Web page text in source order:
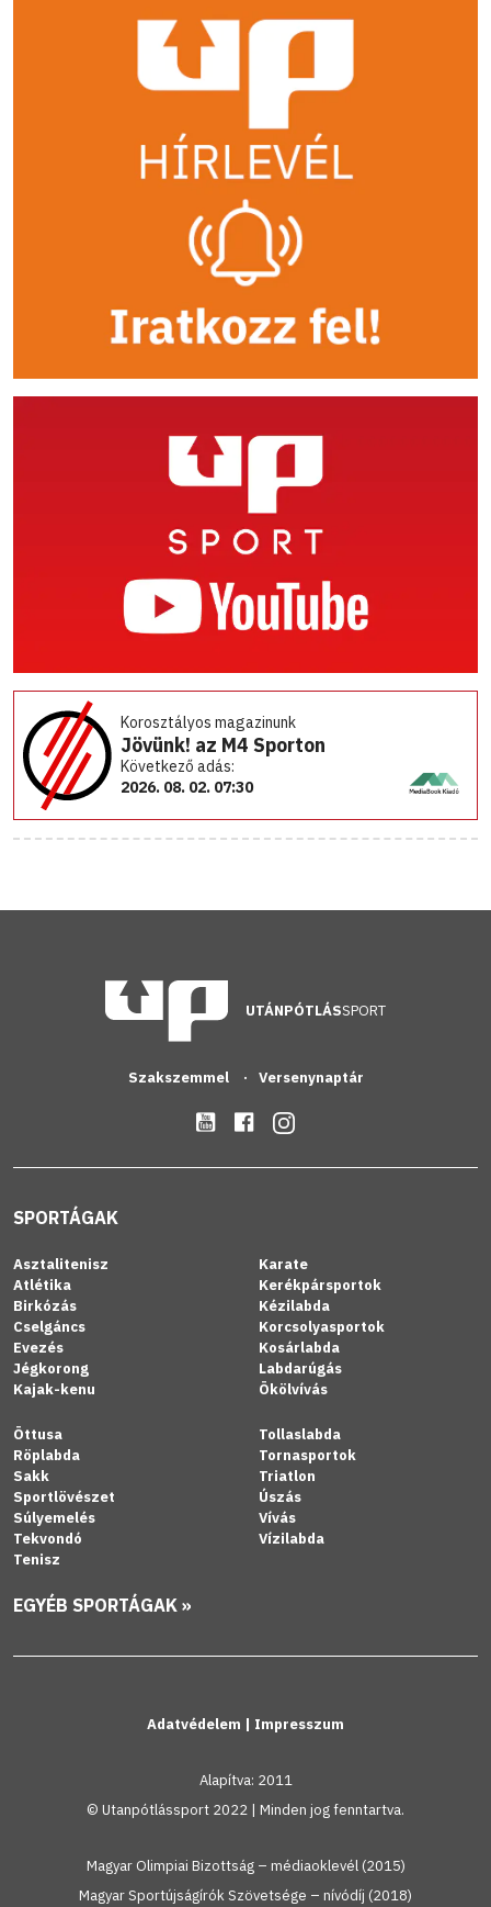
Korosztályos magazinunk
Jövünk! az M4 Sporton
Következő adás:
2026. 08. 02. 07:30
UTÁNPÓTLÁSSPORT
Szakszemmel Versenynaptár
SPORTÁGAK
Asztalitenisz
Atlétika
Birkózás
Cselgáncs
Evezés
Jégkorong
Kajak-kenu
Karate
Kerékpársportok
Kézilabda
Korcsolyasportok
Kosárlabda
Labdarúgás
Ökölvívás
Öttusa
Röplabda
Sakk
Sportlövészet
Súlyemelés
Tekvondó
Tenisz
Tollaslabda
Tornasportok
Triatlon
Úszás
Vívás
Vízilabda
EGYÉB SPORTÁGAK »
Adatvédelem | Impresszum
Alapítva: 2011
© Utanpótlássport 2022 | Minden jog fenntartva.
Magyar Olimpiai Bizottság – médiaoklevél (2015)
Magyar Sportújságírók Szövetsége – nívódíj (2018)